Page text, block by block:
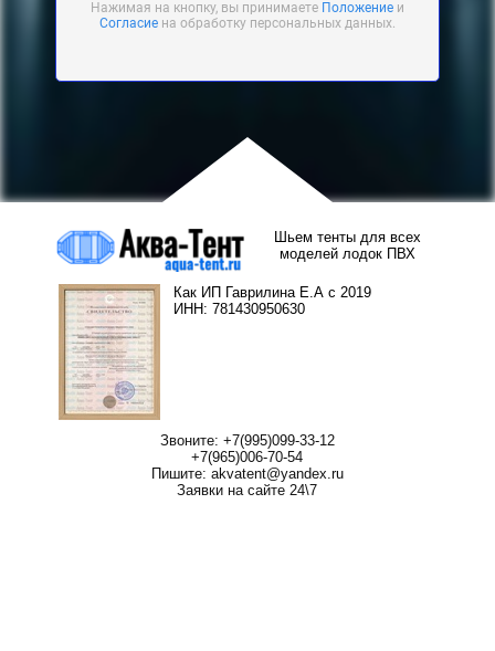
Нажимая на кнопку, вы принимаете Положение и
Согласие на обработку персональных данных.
Шьем тенты для всех
моделей лодок ПВХ
Как ИП Гаврилина Е.А с 2019
ИНН: 781430950630
Звоните: +7(995)099-33-12
+7(965)006-70-54
Пишите: akvatent@yandex.ru
Заявки на сайте 24\7